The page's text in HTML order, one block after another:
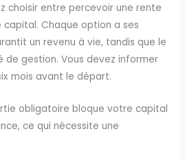
choisir entre percevoir une rente
Chaque option a ses
un revenu à vie, tandis que le
gestion. Vous devez informer
mois avant le départ.
obligatoire bloque votre capital
ce qui nécessite une